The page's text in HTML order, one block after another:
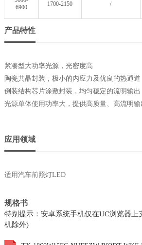
6900
1700-2150 /
产品特性
紧凑型大功率光源，光密度高
陶瓷共晶封装，极小的内应力及优良的热通道
倒装结构芯片涂敷封装，均匀稳定的流明输出
光源单体使用功率大，提供高质量、高流明输
应用领域
适用汽车前照灯LED
规格书
特别提示：安卓系统手机仅在UC浏览器上
机除外)